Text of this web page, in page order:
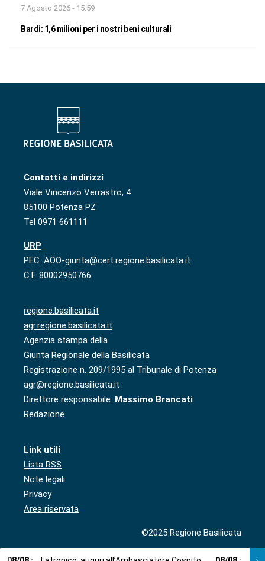
7 Agosto 2026 - 15:59
Bardi: 1,6 milioni per i nostri beni culturali
Contatti e indirizzi
Viale Vincenzo Verrastro, 4
85100 Potenza PZ
Tel 0971 661111
URP
PEC: AOO-giunta@cert.regione.basilicata.it
C.F. 80002950766
regione.basilicata.it
agr.regione.basilicata.it
Agenzia stampa della
Giunta Regionale della Basilicata
Registrazione n. 209/1995 al Tribunale di Potenza
agr@regione.basilicata.it
Direttore responsabile: Massimo Brancati
Redazione
Link utili
Lista RSS
Note legali
Privacy
Area riservata
©2025 Regione Basilicata